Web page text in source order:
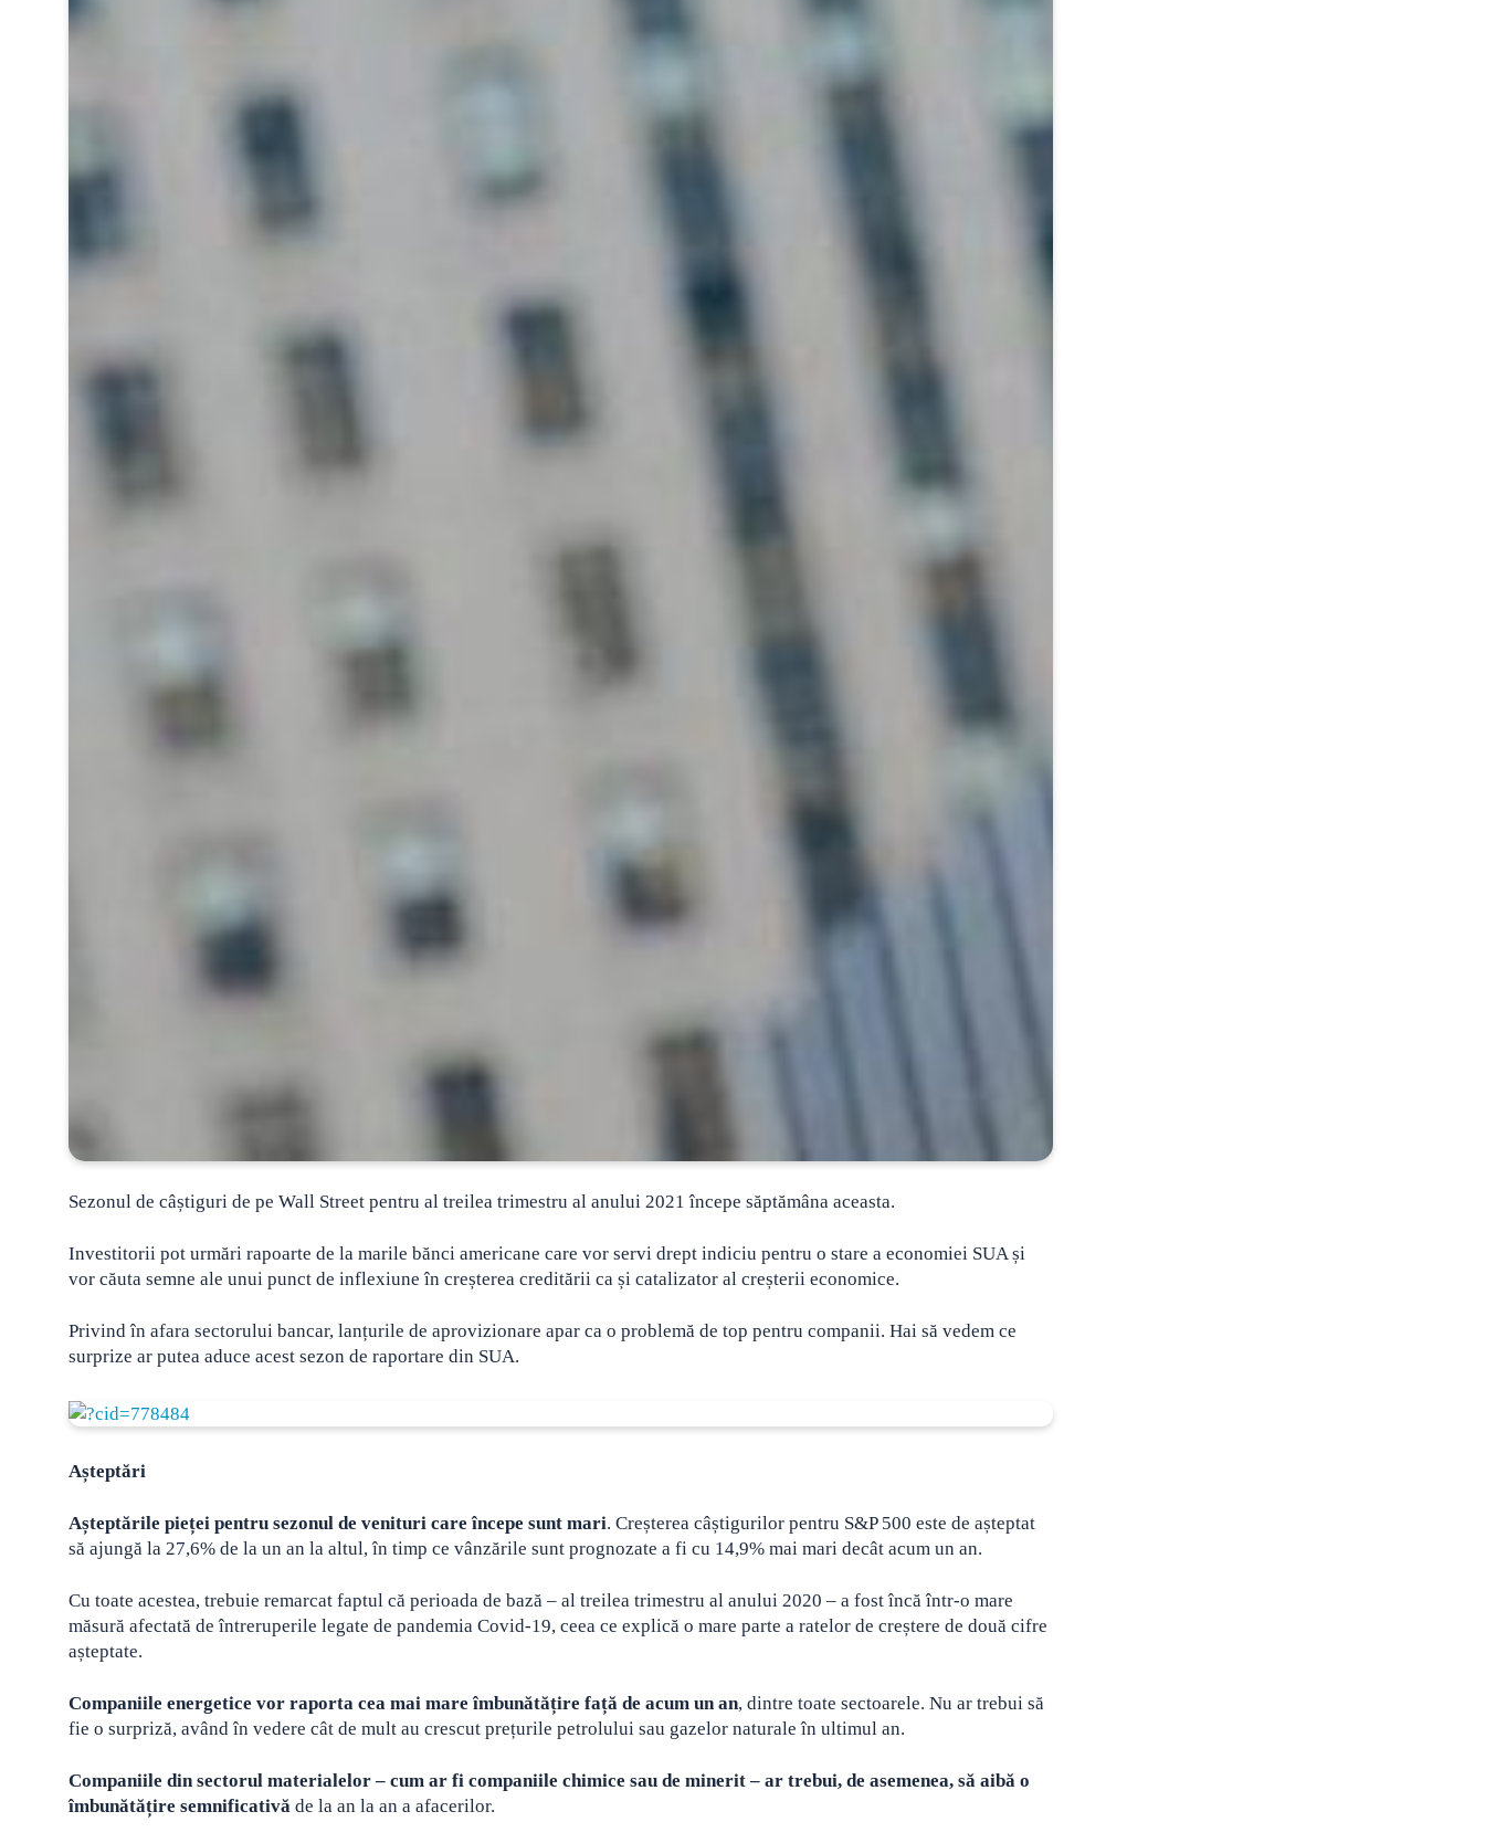
Sezonul de câștiguri de pe Wall Street pentru al treilea trimestru al anului 2021 începe săptămâna aceasta.
Investitorii pot urmări rapoarte de la marile bănci americane care vor servi drept indiciu pentru o stare a economiei SUA și
vor căuta semne ale unui punct de inflexiune în creșterea creditării ca și catalizator al creșterii economice.
Privind în afara sectorului bancar, lanțurile de aprovizionare apar ca o problemă de top pentru companii. Hai să vedem ce
surprize ar putea aduce acest sezon de raportare din SUA.
Așteptări
Așteptările pieței pentru sezonul de venituri care începe sunt mari. Creșterea câștigurilor pentru S&P 500 este de așteptat
să ajungă la 27,6% de la un an la altul, în timp ce vânzările sunt prognozate a fi cu 14,9% mai mari decât acum un an.
Cu toate acestea, trebuie remarcat faptul că perioada de bază – al treilea trimestru al anului 2020 – a fost încă într-o mare
măsură afectată de întreruperile legate de pandemia Covid-19, ceea ce explică o mare parte a ratelor de creștere de două cifre
așteptate.
Companiile energetice vor raporta cea mai mare îmbunătățire față de acum un an, dintre toate sectoarele. Nu ar trebui să
fie o surpriză, având în vedere cât de mult au crescut prețurile petrolului sau gazelor naturale în ultimul an.
Companiile din sectorul materialelor – cum ar fi companiile chimice sau de minerit – ar trebui, de asemenea, să aibă o
îmbunătățire semnificativă de la an la an a afacerilor.